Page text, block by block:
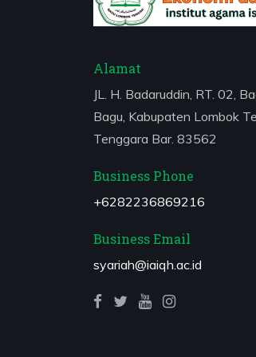
Alamat
JL. H. Badaruddin, RT. 02,
Bagu, Kabupaten Lombok
Tenggara Bar. 83562
Business Phone
+6282236869216
Business Email
syariah@iaiqh.ac.id